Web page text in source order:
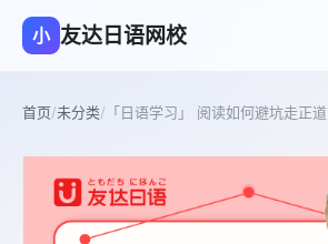
小 友达日语网校
首页/未分类/ 「日语学习」 阅读如何避坑走正道